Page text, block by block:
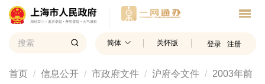
简体 关怀版 登录 注册
首页 信息公开 市政府文件 沪府令文件 2003年前